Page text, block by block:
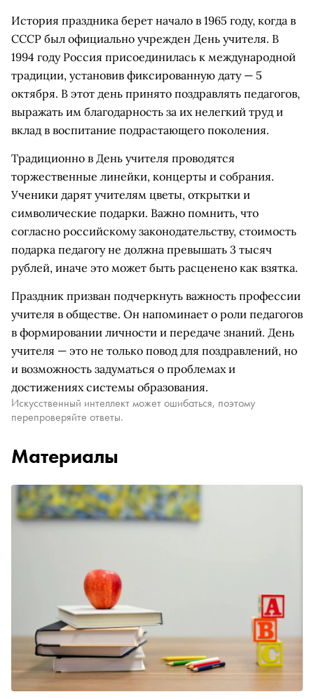
История праздника берет начало в 1965 году, когда в
СССР был официально учрежден День учителя. В
1994 году Россия присоединилась к международной
традиции, установив фиксированную дату — 5
октября. В этот день принято поздравлять педагогов,
выражать им благодарность за их нелегкий труд и
вклад в воспитание подрастающего поколения.
Традиционно в День учителя проводятся
торжественные линейки, концерты и собрания.
Ученики дарят учителям цветы, открытки и
символические подарки. Важно помнить, что
согласно российскому законодательству, стоимость
подарка педагогу не должна превышать 3 тысяч
рублей, иначе это может быть расценено как взятка.
Праздник призван подчеркнуть важность профессии
учителя в обществе. Он напоминает о роли педагогов
в формировании личности и передаче знаний. День
учителя — это не только повод для поздравлений, но
и возможность задуматься о проблемах и
достижениях системы образования.
Искусственный интеллект может ошибаться, поэтому
перепроверяйте ответы.
Материалы